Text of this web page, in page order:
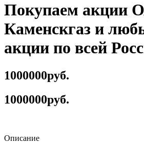
Покупаем акции
Каменскгаз и
акции по всей
1000000руб.
1000000руб.
Описание